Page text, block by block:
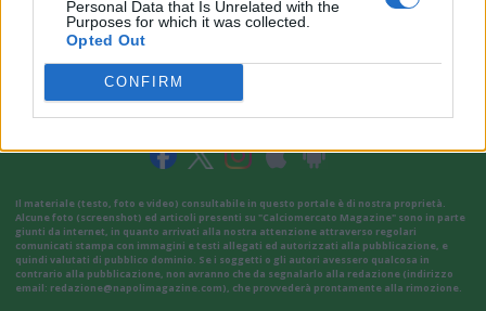
Personal Data that Is Unrelated with the
Purposes for which it was collected.
Opted Out
CONFIRMVAI ALLA VERSIONE CLASSICA
Il materiale (testo, foto e video) consultabile in questo portale è di nostra proprietà.
Alcune foto (screenshot) ed articoli presenti su "Calciomercato Magazine" sono in parte
giunti da internet, in quanto arrivati alla nostra attenzione attraverso regolari
comunicati stampa con immagini e testi allegati ed autorizzati alla pubblicazione, e
quindi valutati di pubblico dominio. Se i soggetti o gli autori avessero qualcosa in
contrario alla pubblicazione, non avranno che da segnalarlo alla redazione (indirizzo
email: redazione@napolimagazine.com), che provvederà prontamente alla rimozione.